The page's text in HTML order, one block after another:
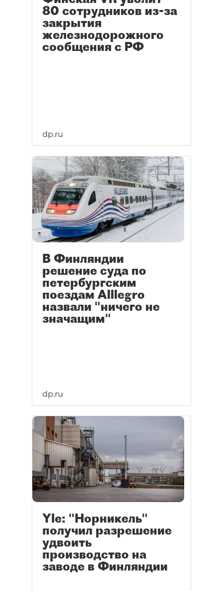
80 сотрудников из-за
закрытия
железнодорожного
сообщения с РФ
dp.ru
В Финляндии
решение суда по
петербургским
поездам Alllegro
назвали "ничего не
значащим"
dp.ru
Yle: "Норникель"
получил разрешение
удвоить
производство на
заводе в Финляндии